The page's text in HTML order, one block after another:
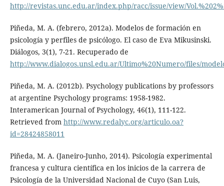
http://revistas.unc.edu.ar/index.php/racc/issue/view/
Piñeda, M. A. (febrero, 2012a). Modelos de formación en
psicología y perfiles de psicólogo. El caso de Eva Mikusinski.
Diálogos, 3(1), 7-21. Recuperado de
http://www.dialogos.unsl.edu.ar/Ultimo%20Numero/files/
Piñeda, M. A. (2012b). Psychology publications by professors
at argentine Psychology programs: 1958-1982.
Interamerican Journal of Psychology, 46(1), 111-122.
Retrieved from http://www.redalyc.org/articulo.oa?
id=28424858011
Piñeda, M. A. (Janeiro-Junho, 2014). Psicología experimental
francesa y cultura científica en los inicios de la carrera de
Psicología de la Universidad Nacional de Cuyo (San Luis,